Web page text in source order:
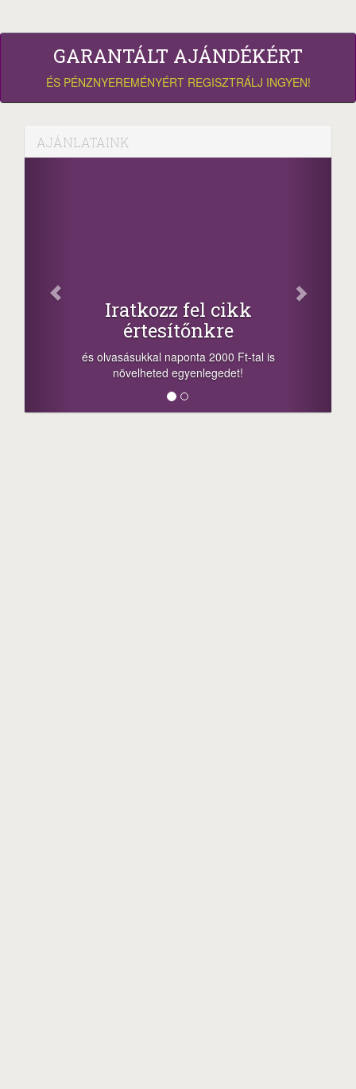
GARANTÁLT AJÁNDÉKÉRT
ÉS PÉNZNYEREMÉNYÉRT REGISZTRÁLJ INGYEN!
AJÁNLATAINK
Iratkozz fel cikk
értesítőnkre
és olvasásukkal naponta 2000 Ft-tal is
növelheted egyenlegedet!